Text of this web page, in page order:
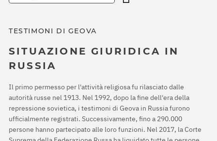
TESTIMONI DI GEOVA
SITUAZIONE GIURIDICA IN
RUSSIA
Il primo permesso per l'attività religiosa fu rilasciato dalle
autorità russe nel 1913. Nel 1992, dopo la fine dell'era della
repressione sovietica, i testimoni di Geova in Russia furono
ufficialmente registrati. Successivamente, fino a 290.000
persone hanno partecipato alle loro funzioni. Nel 2017, la Corte